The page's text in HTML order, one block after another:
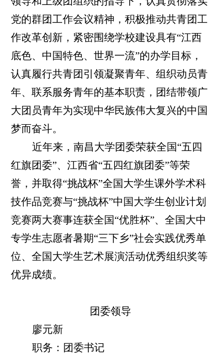
党的群团工作会议精神，积极推动共青团工
作改革创新，紧密围绕学校建设具有“江西
底色、中国特色、世界一流”的办学目标，
认真履行共青团引领凝聚青年、组织动员青
年、联系服务青年的基本职责，团结带领广
大团员青年为实现中华民族伟大复兴的中国
梦而奋斗。
近年来，南昌大学团委荣获全国“五四
红旗团委”、江西省“五四红旗团委”等荣
誉，并取得“挑战杯”全国大学生课外学术科
技作品竞赛与“挑战杯”中国大学生创业计划
竞赛两大赛事连获全国“优胜杯”、全国大中
专学生志愿者暑期“三下乡”社会实践优秀单
位、全国大学生艺术展演活动优秀组织奖等
优异成绩。
团委领导
廖元新
职务：团委书记